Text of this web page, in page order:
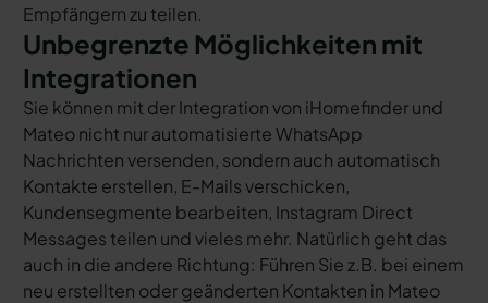
Empfängern zu teilen.
Unbegrenzte Möglichkeiten mit
Integrationen
Sie können mit der Integration von iHomefinder und
Mateo nicht nur automatisierte WhatsApp
Nachrichten versenden, sondern auch automatisch
Kontakte erstellen, E-Mails verschicken,
Kundensegmente bearbeiten, Instagram Direct
Messages teilen und vieles mehr. Natürlich geht das
auch in die andere Richtung: Führen Sie z.B. bei einem
neu erstellten oder geänderten Kontakten in Mateo